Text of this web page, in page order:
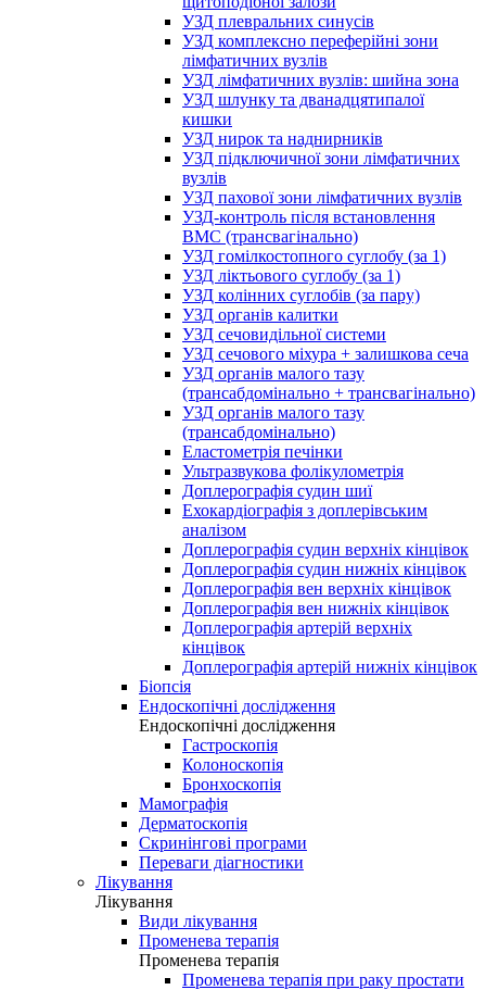
УЗД плевральних синусів
УЗД комплексно переферійні зони
лімфатичних вузлів
УЗД лімфатичних вузлів: шийна зона
УЗД шлунку та дванадцятипалої
кишки
УЗД нирок та наднирників
УЗД підключичної зони лімфатичних
вузлів
УЗД пахової зони лімфатичних вузлів
УЗД-контроль після встановлення
ВМС (трансвагінально)
УЗД гомілкостопного суглобу (за 1)
УЗД ліктьового суглобу (за 1)
УЗД колінних суглобів (за пару)
УЗД органів калитки
УЗД сечовидільної системи
УЗД сечового міхура + залишкова сеча
УЗД органів малого тазу
(трансабдомінально + трансвагінально)
УЗД органів малого тазу
(трансабдомінально)
Еластометрія печінки
Ультразвукова фолікулометрія
Доплерографія судин шиї
Ехокардіографія з доплерівським
аналізом
Доплерографія судин верхніх кінцівок
Доплерографія судин нижніх кінцівок
Доплерографія вен верхніх кінцівок
Доплерографія вен нижніх кінцівок
Доплерографія артерій верхніх
кінцівок
Доплерографія артерій нижніх кінцівок
Біопсія
Ендоскопічні дослідження
Ендоскопічні дослідження
Гастроскопія
Колоноскопія
Бронхоскопія
Мамографія
Дерматоскопія
Скринінгові програми
Переваги діагностики
Лікування
Лікування
Види лікування
Променева терапія
Променева терапія
Променева терапія при раку простати